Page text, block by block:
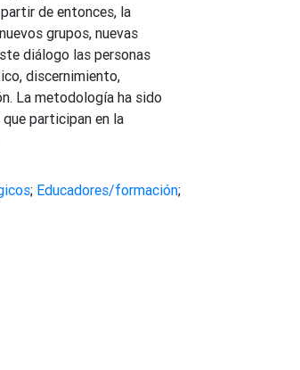
de entonces, la
grupos, nuevas
diálogo las personas
discernimiento,
La metodología ha sido
participan en la
; Educadores/formación;